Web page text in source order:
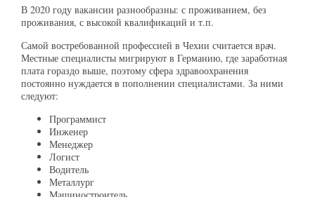
В 2020 году вакансии разнообразны: с проживанием, без
проживания, с высокой квалификаций и т.п.
Самой востребованной профессией в Чехии считается врач.
Местные специалисты мигрируют в Германию, где заработная
плата гораздо выше, поэтому сфера здравоохранения
постоянно нуждается в пополнении специалистами. За ними
следуют:
Программист
Инженер
Менеджер
Логист
Водитель
Металлург